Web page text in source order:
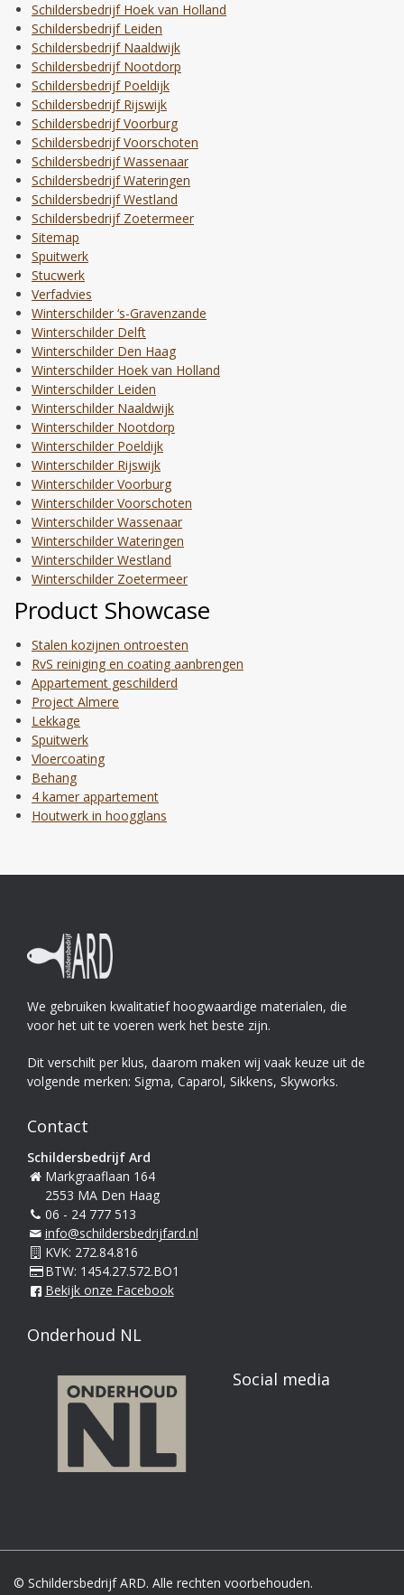
Schildersbedrijf Hoek van Holland
Schildersbedrijf Leiden
Schildersbedrijf Naaldwijk
Schildersbedrijf Nootdorp
Schildersbedrijf Poeldijk
Schildersbedrijf Rijswijk
Schildersbedrijf Voorburg
Schildersbedrijf Voorschoten
Schildersbedrijf Wassenaar
Schildersbedrijf Wateringen
Schildersbedrijf Westland
Schildersbedrijf Zoetermeer
Sitemap
Spuitwerk
Stucwerk
Verfadvies
Winterschilder ‘s-Gravenzande
Winterschilder Delft
Winterschilder Den Haag
Winterschilder Hoek van Holland
Winterschilder Leiden
Winterschilder Naaldwijk
Winterschilder Nootdorp
Winterschilder Poeldijk
Winterschilder Rijswijk
Winterschilder Voorburg
Winterschilder Voorschoten
Winterschilder Wassenaar
Winterschilder Wateringen
Winterschilder Westland
Winterschilder Zoetermeer
Product Showcase
Stalen kozijnen ontroesten
RvS reiniging en coating aanbrengen
Appartement geschilderd
Project Almere
Lekkage
Spuitwerk
Vloercoating
Behang
4 kamer appartement
Houtwerk in hoogglans
We gebruiken kwalitatief hoogwaardige materialen, die
voor het uit te voeren werk het beste zijn.
Dit verschilt per klus, daarom maken wij vaak keuze uit de
volgende merken: Sigma, Caparol, Sikkens, Skyworks.
Contact
Schildersbedrijf Ard
Markgraaflaan 164
2553 MA Den Haag
06 - 24 777 513
info@schildersbedrijfard.nl
KVK: 272.84.816
BTW: 1454.27.572.BO1
Bekijk onze Facebook
Onderhoud NL
Social media
© Schildersbedrijf ARD. Alle rechten voorbehouden.